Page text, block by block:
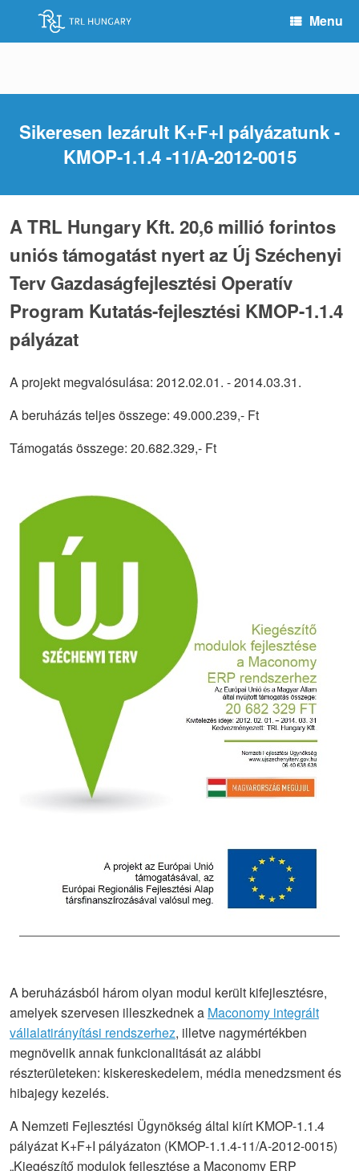
Menu
Sikeresen lezárult K+F+I pályázatunk -
KMOP-1.1.4 -11/A-2012-0015
A TRL Hungary Kft. 20,6 millió forintos
uniós támogatást nyert az Új Széchenyi
Terv Gazdaságfejlesztési Operatív
Program Kutatás-fejlesztési KMOP-1.1.4
pályázat
A projekt megvalósulása: 2012.02.01. - 2014.03.31.
A beruházás teljes összege: 49.000.239,- Ft
Támogatás összege: 20.682.329,- Ft
A beruházásból három olyan modul került kifejlesztésre,
amelyek szervesen illeszkednek a Maconomy integrált
vállalatirányítási rendszerhez, illetve nagymértékben
megnövelik annak funkcionalitását az alábbi
részterületeken: kiskereskedelem, média menedzsment és
hibajegy kezelés.
A Nemzeti Fejlesztési Ügynökség által kiírt KMOP-1.1.4
pályázat K+F+I pályázaton (KMOP-1.1.4-11/A-2012-0015)
„Kiegészítő modulok fejlesztése a Maconomy ERP